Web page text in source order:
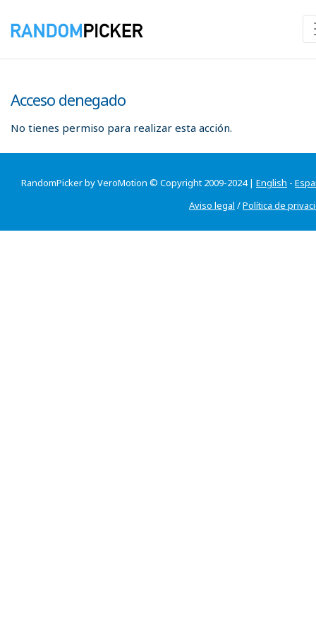
Acceso denegado
No tienes permiso para realizar esta acción.
RandomPicker by VeroMotion © Copyright 2009-2024 | English -
Aviso legal /Política de